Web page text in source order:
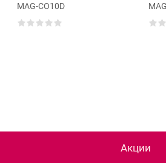
MAG-CO10D
Акции